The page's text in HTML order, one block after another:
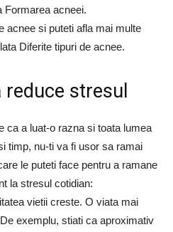
Formarea acneei.
acnee si puteti afla mai multe
Diferite tipuri de acnee.
stresul
ca a luat-o razna si toata lumea
timp, nu-ti va fi usor sa ramai
le puteti face pentru a ramane
la stresul cotidian:
vietii creste. O viata mai
exemplu, stiati ca aproximativ